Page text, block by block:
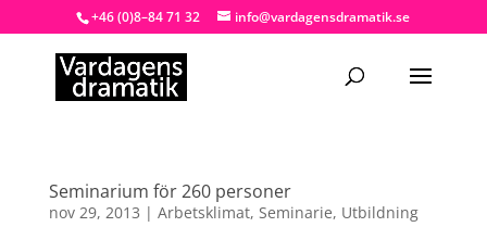
+46 (0)8–84 71 32 info@vardagensdramatik.se
Seminarium för 260 personer
nov 29, 2013 | Arbetsklimat, Seminarie, Utbildning